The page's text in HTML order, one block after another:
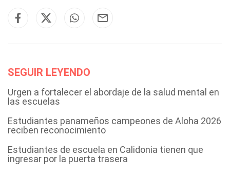
SEGUIR LEYENDO
Urgen a fortalecer el abordaje de la salud mental en
las escuelas
Estudiantes panameños campeones de Aloha 2026
reciben reconocimiento
Estudiantes de escuela en Calidonia tienen que
ingresar por la puerta trasera